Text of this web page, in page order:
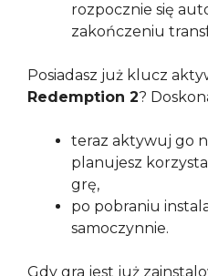
rozpocznie się
zakończeniu
Posiadasz już klucz
Redemption 2?
teraz aktywuj go
planujesz
grę,
po pobraniu
samoczynnie.
Gdy gra jest już